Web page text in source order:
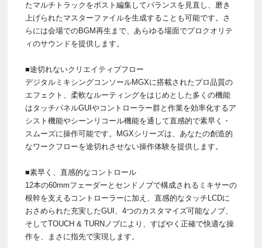
たマルチトラックをポスト編集してバランスを見直し、磨き
上げられたマスターファイルを生成することも可能です。さ
らには会場でのBGM再生まで、あらゆる場面でプロクオリテ
ィのサウンドを提供します。
■途切れないクリエイティブフロー
デジタルミキシングコンソールMGXに搭載されたプロ品質の
エフェクト、柔軟なルーティングをはじめとした多くの機能
はタッチパネルGUIやコントローラー群と作業を効率化するア
シスト機能やシーンリコール機能を通して直感的で素早く・
スムーズに操作可能です。MGXシリーズは、あなたの創造的
なワークフローを途切れさせない操作体験を提供します。
■素早く、直感的なコントロール
12本の60mmフェーダーとセンドノブで構成されるミキサーの
根幹を支えるコントローラーに加え、直感的なタッチLCDに
おさめられた充実したGUI、4つのカスタマイズ可能なノブ、
そしてTOUCH & TURNノブにより、すばやく正確で快適な操
作を、まさに指先で実現します。